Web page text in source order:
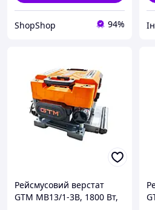
ShopShop 94%
Рейсмусовий верстат
GTM MB13/1-3B, 1800 Вт,